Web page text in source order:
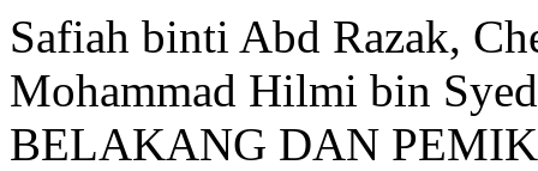
Safiah binti Abd Razak,
Mohammad Hilmi bin
BELAKANG DAN